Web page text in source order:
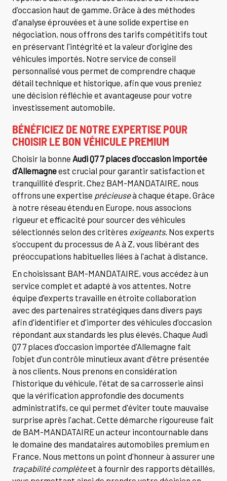
d'occasion haut de gamme. Grâce à des méthodes
d'analyse éprouvées et à une solide expertise en
négociation, nous offrons des tarifs compétitifs tout
en préservant l'intégrité et la valeur d'origine des
véhicules importés. Notre service de conseil
personnalisé vous permet de comprendre chaque
détail technique et historique, afin que vous preniez
une décision réfléchie et avantageuse pour votre
investissement automobile.
BÉNÉFICIEZ DE NOTRE EXPERTISE POUR
CHOISIR LE BON VÉHICULE PREMIUM
Choisir la bonne Audi Q7 7 places d'occasion importée
d'Allemagneest crucial pour garantir satisfaction et
tranquillité d'esprit. Chez BAM-MANDATAIRE, nous
offrons une expertise précieuseà chaque étape. Grâce
à notre réseau étendu en Europe, nous associons
rigueur et efficacité pour sourcer des véhicules
sélectionnés selon des critères exigeants. Nos experts
s'occupent du processus de A à Z, vous libérant des
préoccupations habituelles liées à l'achat à distance.
En choisissant BAM-MANDATAIRE, vous accédez à un
service complet et adapté à vos attentes. Notre
équipe d'experts travaille en étroite collaboration
avec des partenaires stratégiques dans divers pays
afin d'identifier et d'importer des véhicules d'occasion
répondant aux standards les plus élevés. Chaque Audi
Q7 7 places d'occasion importée d'Allemagne fait
l'objet d'un contrôle minutieux avant d'être présentée
à nos clients. Nous prenons en considération
l'historique du véhicule, l'état de sa carrosserie ainsi
que la vérification approfondie des documents
administratifs, ce qui permet d'éviter toute mauvaise
surprise après l'achat. Cette démarche rigoureuse fait
de BAM-MANDATAIRE un acteur incontournable dans
le domaine des mandataires automobiles premium en
France. Nous mettons un point d'honneur à assurer une
traçabilité complèteet à fournir des rapports détaillés,